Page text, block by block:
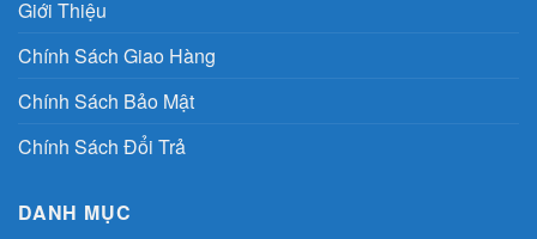
Giới Thiệu
Chính Sách Giao Hàng
Chính Sách Bảo Mật
Chính Sách Đổi Trả
DANH MỤC